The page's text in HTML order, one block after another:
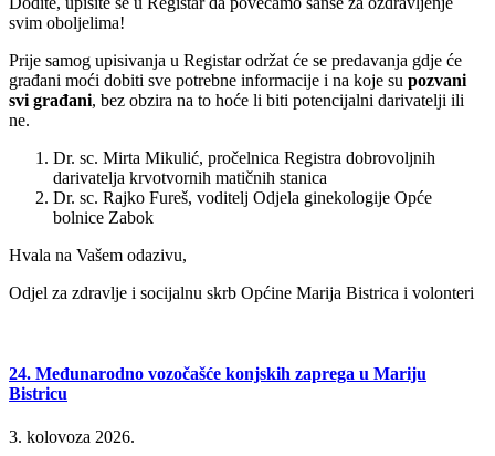
svim oboljelima!
Prije samog upisivanja u Registar održat će se predavanja gdje će
građani moći dobiti sve potrebne informacije i na koje su pozvani
svi građani, bez obzira na to hoće li biti potencijalni darivatelji ili
ne.
Dr. sc. Mirta Mikulić, pročelnica Registra dobrovoljnih
darivatelja krvotvornih matičnih stanica
Dr. sc. Rajko Fureš, voditelj Odjela ginekologije Opće
bolnice Zabok
Hvala na Vašem odazivu,
Odjel za zdravlje i socijalnu skrb Općine Marija Bistrica i volonteri
24. Međunarodno vozočašće konjskih zaprega u Mariju
Bistricu
3. kolovoza 2026.